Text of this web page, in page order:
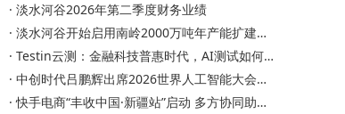
· 淡水河谷2026年第二季度财务业绩
· 淡水河谷开始启用南岭2000万吨年产能扩建项目
· Testin云测：金融科技普惠时代，AI测试如何成为中小企质量合…
· 中创时代吕鹏辉出席2026世界人工智能大会（WAIC） 擘画中创…
·快手电商“丰收中国·新疆站”启动 多方协同助力新疆特色…